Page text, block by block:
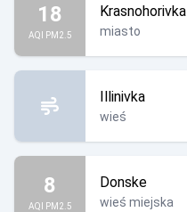
18
AQI PM2.5
Krasnohorivka
miasto
Illinivka
wieś
8
AQI PM2.5
Donske
wieś miejska